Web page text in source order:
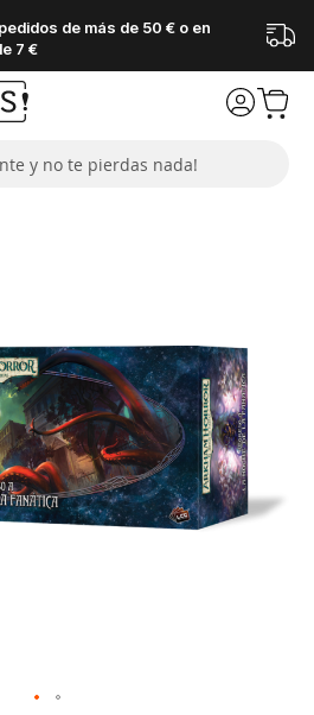
de más de 50 € o en
7 €